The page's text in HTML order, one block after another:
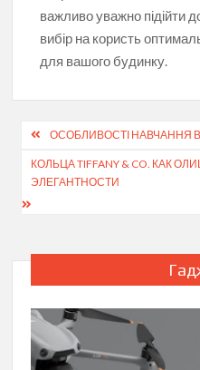
важливо уважно підійти
вибір на користь
для вашого будинку.
Навігація
записів
ОСОБЛИВОСТІ НАВЧАННЯ В
КОЛЬЦА TIFFANY & CO. КАК
ЭЛЕГАНТНОСТИ